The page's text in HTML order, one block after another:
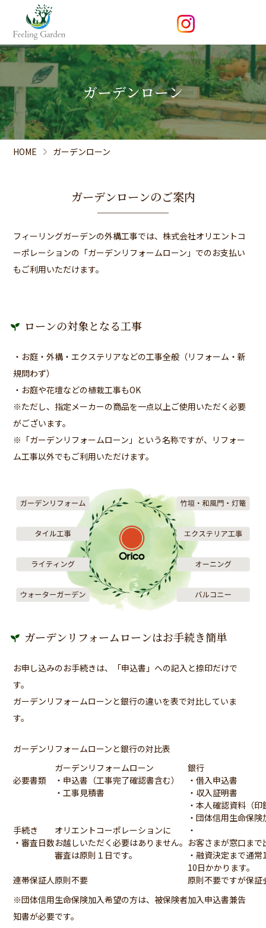
ガーデンローン
HOME ガーデンローン
ガーデンローンのご案内
フィーリングガーデンの外構工事では、株式会社オリエントコ
ーポレーションの「ガーデンリフォームローン」でのお支払い
もご利用いただけます。
ローンの対象となる工事
・お庭・外構・エクステリアなどの工事全般（リフォーム・新
規問わず）
・お庭や花壇などの植栽工事もOK
※ただし、指定メーカーの商品を一点以上ご使用いただく必要
がございます。
※「ガーデンリフォームローン」という名称ですが、リフォー
ム工事以外でもご利用いただけます。
ガーデンリフォームローンはお手続き簡単
お申し込みのお手続きは、「申込書」への記入と捺印だけで
す。
ガーデンリフォームローンと銀行の違いを表で対比していま
す。
ガーデンリフォームローンと銀行の対比表
ガーデンリフォームローン
銀行
必要書類
・申込書（工事完了確認書含む）
・工事見積書
・借入申込書
・収入証明書
・本人確認資料（
・団体信用生命保
手続き
・審査日数
オリエントコーポレーションに
お越しいただく必要はありません。
審査は原則１日です。
・
お客さまが窓口ま
・融資決定まで通
10日かかります。
連帯保証人原則不要
原則不要ですが保
※団体信用生命保険加入希望の方は、被保険者加入申込書兼告
知書が必要です。